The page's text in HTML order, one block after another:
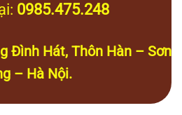
0985.475.248
Đình Hát, Thôn Hàn – Sơn
– Hà Nội.